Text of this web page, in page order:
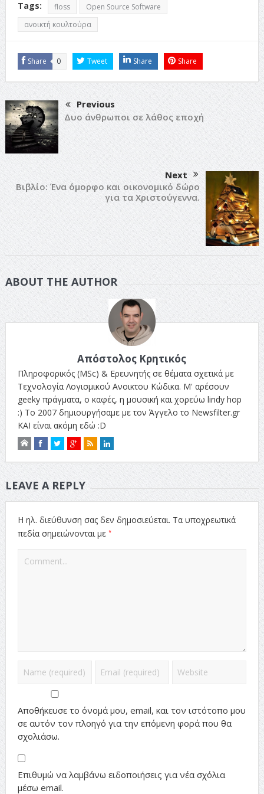
Tags: floss
Open Source Software
ανοικτή κουλτούρα
Share 0 Tweet Share Share
Previous
Δυο άνθρωποι σε λάθος εποχή
Next
Βιβλίο: Ένα όμορφο και οικονομικό δώρο
για τα Χριστούγεννα.
ABOUT THE AUTHOR
Απόστολος Κρητικός
Πληροφορικός (MSc) & Ερευνητής σε θέματα σχετικά με
Τεχνολογία Λογισμικού Ανοικτου Κώδικα. Μ' αρέσουν
geeky πράγματα, ο καφές, η μουσική και χορεύω lindy hop
:) Το 2007 δημιουργήσαμε με τον Άγγελο το Newsfilter.gr
ΚΑΙ είναι ακόμη εδώ :D
LEAVE A REPLY
Η ηλ. διεύθυνση σας δεν δημοσιεύεται. Τα υποχρεωτικά
πεδία σημειώνονται με *
Αποθήκευσε το όνομά μου, email, και τον ιστότοπο μου
σε αυτόν τον πλοηγό για την επόμενη φορά που θα
σχολιάσω.
Επιθυμώ να λαμβάνω ειδοποιήσεις για νέα σχόλια
μέσω email.